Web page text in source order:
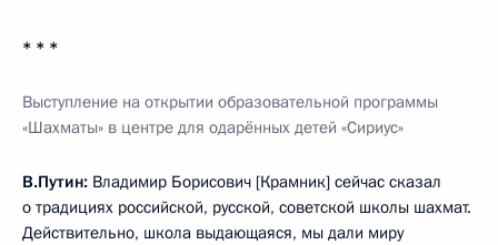
* * *
Выступление на открытии образовательной программы
«Шахматы» в центре для одарённых детей «Сириус»
В.Путин: Владимир Борисович [Крамник] сейчас сказал
о традициях российской, русской, советской школы шахмат.
Действительно, школа выдающаяся, мы дали миру